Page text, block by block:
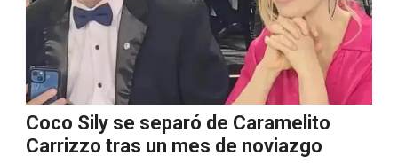
Coco Sily se separó de Caramelito
Carrizzo tras un mes de noviazgo